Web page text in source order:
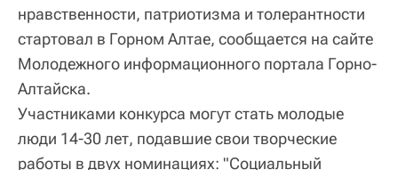
нравственности, патриотизма и толерантности
стартовал в Горном Алтае, сообщается на сайте
Молодежного информационного портала Горно-
Алтайска.
Участниками конкурса могут стать молодые
люди 14-30 лет, подавшие свои творческие
работы в двух номинациях: "Социальный